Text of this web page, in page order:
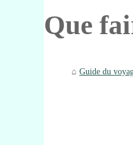
Que
Guide du